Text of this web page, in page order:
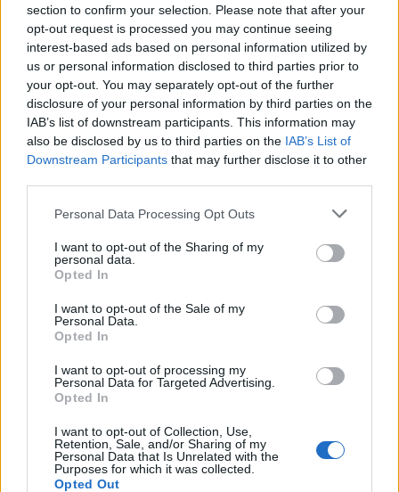
section to confirm your selection. Please note that after your
opt-out request is processed you may continue seeing
interest-based ads based on personal information utilized by
us or personal information disclosed to third parties prior to
your opt-out. You may separately opt-out of the further
disclosure of your personal information by third parties on the
IAB’s list of downstream participants. This information may
also be disclosed by us to third parties on the IAB’s List of
Downstream Participants that may further disclose it to other
Personal Data Processing Opt Outs
I want to opt-out of the Sharing of my
personal data.
Opted In
I want to opt-out of the Sale of my
Personal Data.
Opted In
I want to opt-out of processing my
Personal Data for Targeted Advertising.
Opted In
I want to opt-out of Collection, Use,
Retention, Sale, and/or Sharing of my
Personal Data that Is Unrelated with the
Purposes for which it was collected.
Opted Out
καρπουζιού μπορεί να οδηγήσει σε σημαντική
αύξηση των επιπέδων γλυκόζης (σακχάρου) στο
αίμα. Μπορεί επίσης να προκαλέσει στομαχικά
ενοχλήματα στους ανθρώπους με γαστρεντερικά
προβλήματα.
Θα καταλάβετε ότι έχετε φάει πολύ καρπούζι
εάν:
Αισθάνεστε φούσκωμα, έχετε αέρια ή
παρουσιάσετε διάρροια
Παρατηρήσετε ότι διψάτε πολύ ή νιώθετε
έντονη κόπωση (είναι πιθανές ενδείξεις
Φάτε μονομιάς περισσότερα από δύο
φλιτζάνια καρπούζι κομμένο σε κύβους,
δίχως άλλα τρόφιμα που να το
εξισορροπούν
Φωτογραφία: iStock